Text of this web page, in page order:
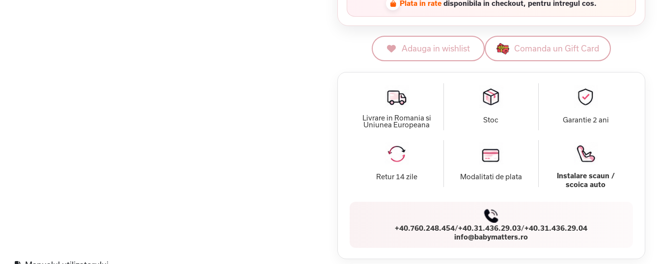
Plata in rate disponibila in checkout, pentru intregul cos.
Adauga in wishlist Comanda un Gift Card
Livrare in Romania si
Uniunea Europeana
Stoc Garantie 2 ani
Retur 14 zile Modalitati de plata
Instalare scaun /
scoica auto
+40.760.248.454/+40.31.436.29.03/+40.31.436.29.04
info@babymatters.ro